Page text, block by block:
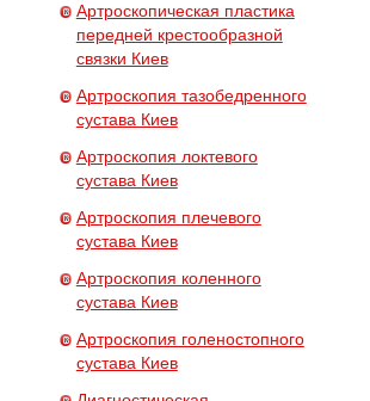
Артроскопическая пластика
передней крестообразной
связки Киев
Артроскопия тазобедренного
сустава Киев
Артроскопия локтевого
сустава Киев
Артроскопия плечевого
сустава Киев
Артроскопия коленного
сустава Киев
Артроскопия голеностопного
сустава Киев